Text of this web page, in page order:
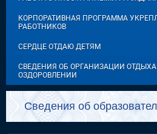
КОРПОРАТИВНАЯ ПРОГРАММА
РАБОТНИКОВ
СЕРДЦЕ ОТДАЮ ДЕТЯМ
СВЕДЕНИЯ ОБ ОРГАНИЗАЦИИ
ОЗДОРОВЛЕНИИ
Сведения об